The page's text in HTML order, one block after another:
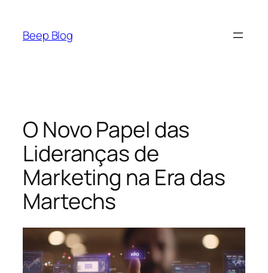
Beep Blog
O Novo Papel das
Lideranças de
Marketing na Era das
Martechs